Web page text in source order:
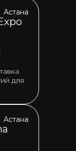
Астана
для
Астана